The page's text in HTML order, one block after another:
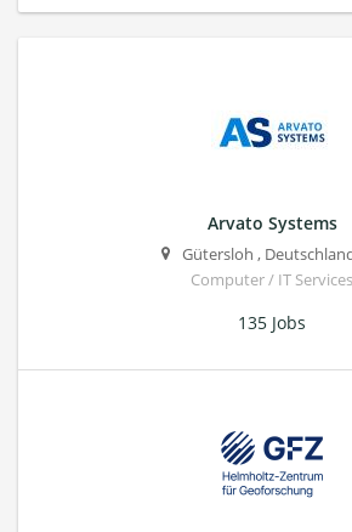
Arvato Systems
Gütersloh ,
Computer / IT Services
135 Jobs